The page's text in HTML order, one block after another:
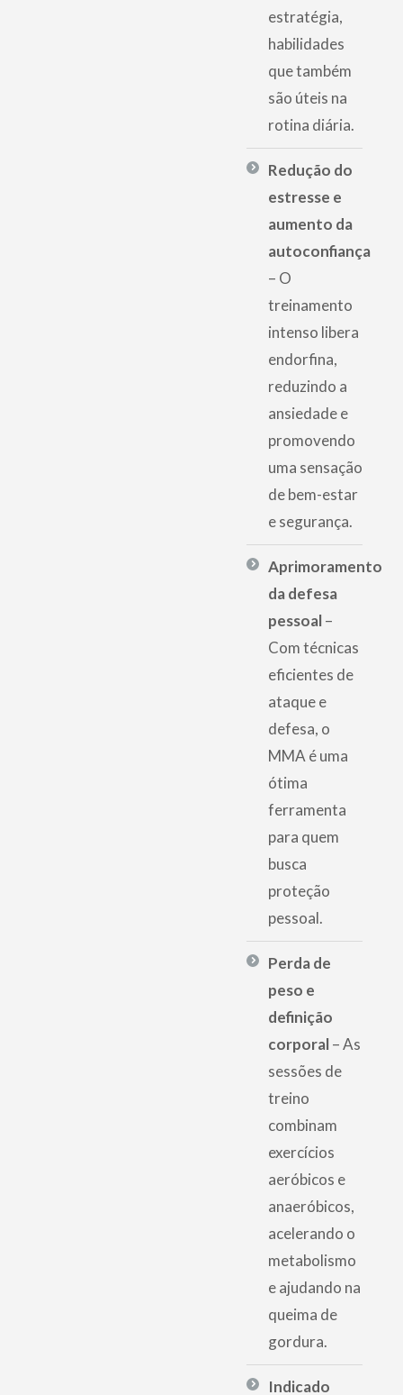
estratégia,
habilidades
que também
são úteis na
rotina diária.
Redução do
estresse e
aumento da
autoconfiança
– O
treinamento
intenso libera
endorfina,
reduzindo a
ansiedade e
promovendo
uma sensação
de bem-estar
e segurança.
Aprimoramento
da defesa
pessoal–
Com técnicas
eficientes de
ataque e
defesa, o
MMA é uma
ótima
ferramenta
para quem
busca
proteção
pessoal.
Perda de
peso e
definição
corporal– As
sessões de
treino
combinam
exercícios
aeróbicos e
anaeróbicos,
acelerando o
metabolismo
e ajudando na
queima de
gordura.
Indicado